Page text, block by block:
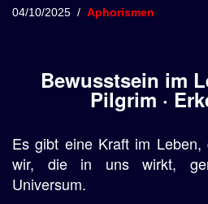
p
04/10/2025 Aphorismen
Bewusstsein im
Pilgrim ·
Es gibt eine Kraft im
wir, die in uns wirkt,
Universum.